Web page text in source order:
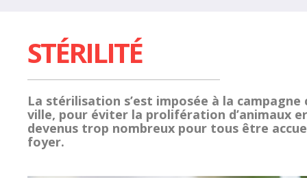
STÉRILITÉ
La stérilisation s’est imposée à la campagne
ville, pour éviter la prolifération d’animaux
devenus trop nombreux pour tous être
foyer.